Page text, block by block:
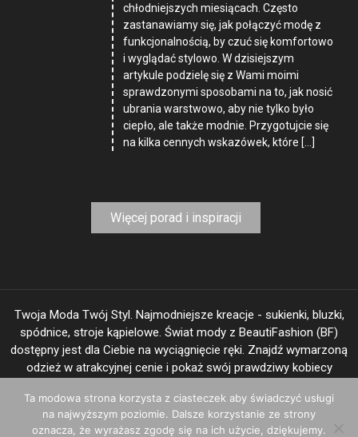
chłodniejszych miesiącach. Często
zastanawiamy się, jak połączyć modę z
funkcjonalnością, by czuć się komfortowo
i wyglądać stylowo. W dzisiejszym
artykule podzielę się z Wami moimi
sprawdzonymi sposobami na to, jak nosić
ubrania warstwowo, aby nie tylko było
ciepło, ale także modnie. Przygotujcie się
na kilka cennych wskazówek, które […]
Więcej porad i inspiracji
Twoja Moda Twój Styl. Najmodniejsze kreacje - sukienki, bluzki,
spódnice, stroje kąpielowe. Świat mody z BeautiFashion (BF)
dostępny jest dla Ciebie na wyciągnięcie ręki. Znajdź wymarzoną
odzież w atrakcyjnej cenie i pokaż swój prawdziwy kobiecy
Ta modowa strona korzysta z ciasteczek aby świadczyć usługi
na najwyższym poziomie. Dalsze korzystanie ze strony
oznacza, że wyrażasz zgodę się na ich użycie, dziękujemy.